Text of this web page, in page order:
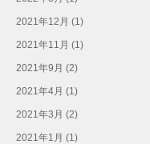
2021年12月 (1)
2021年11月 (1)
2021年9月 (2)
2021年4月 (1)
2021年3月 (2)
2021年1月 (1)